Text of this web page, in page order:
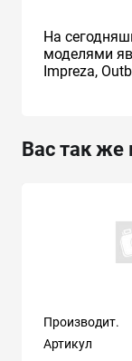
На
моделями
Impreza,
Вас так же
Производит.
Артикул